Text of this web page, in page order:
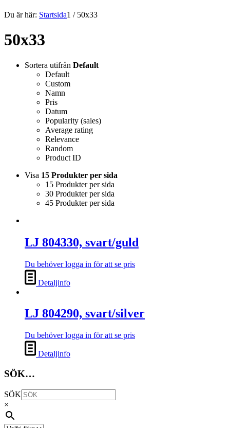
Du är här: Startsida1 / 50x33
50x33
Sortera utifrån Default
Default
Custom
Namn
Pris
Datum
Popularity (sales)
Average rating
Relevance
Random
Product ID
Visa 15 Produkter per sida
15 Produkter per sida
30 Produkter per sida
45 Produkter per sida
LJ 804330, svart/guld
Du behöver logga in för att se pris
Detaljinfo
LJ 804290, svart/silver
Du behöver logga in för att se pris
Detaljinfo
SÖK…
SÖK
×